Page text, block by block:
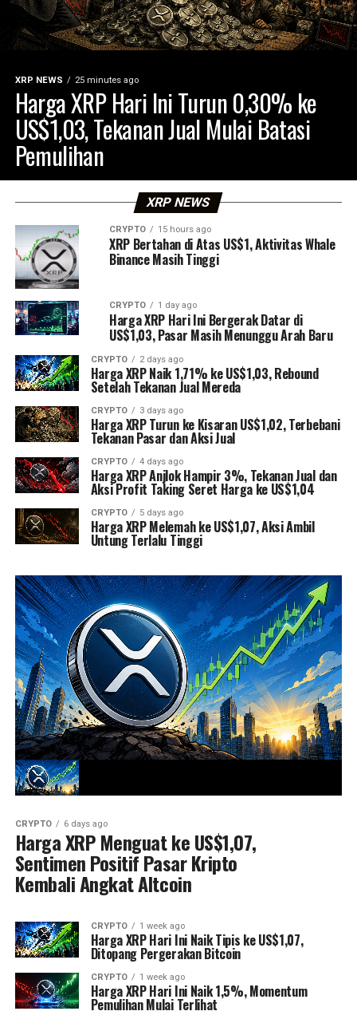
XRP NEWS 25 minutes ago
Harga XRP Hari Ini Turun 0,30% ke
US$1,03, Tekanan Jual Mulai Batasi
Pemulihan
XRP NEWS
CRYPTO 15 hours ago
XRP Bertahan di Atas US$1, Aktivitas Whale
Binance Masih Tinggi
CRYPTO 1 day ago
Harga XRP Hari Ini Bergerak Datar di
US$1,03, Pasar Masih Menunggu Arah Baru
CRYPTO 2 days ago
Harga XRP Naik 1,71% ke US$1,03, Rebound
Setelah Tekanan Jual Mereda
CRYPTO 3 days ago
Harga XRP Turun ke Kisaran US$1,02, Terbebani
Tekanan Pasar dan Aksi Jual
CRYPTO 4 days ago
Harga XRP Anjlok Hampir 3%, Tekanan Jual dan
Aksi Profit Taking Seret Harga ke US$1,04
CRYPTO 5 days ago
Harga XRP Melemah ke US$1,07, Aksi Ambil
Untung Terlalu Tinggi
CRYPTO 6 days ago
Harga XRP Menguat ke US$1,07,
Sentimen Positif Pasar Kripto
Kembali Angkat Altcoin
CRYPTO 1 week ago
Harga XRP Hari Ini Naik Tipis ke US$1,07,
Ditopang Pergerakan Bitcoin
CRYPTO 1 week ago
Harga XRP Hari Ini Naik 1,5%, Momentum
Pemulihan Mulai Terlihat